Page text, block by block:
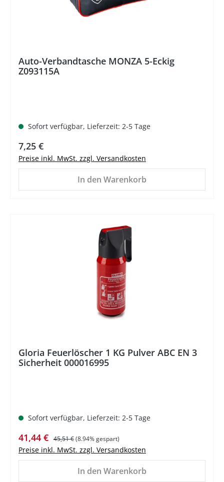
Auto-Verbandtasche MONZA 5-Eckig
Z093115A
Sofort verfügbar, Lieferzeit: 2-5 Tage
Regulärer Preis:
7,25 €
Preise inkl. MwSt. zzgl. Versandkosten
In den Warenkorb
Gloria Feuerlöscher 1 KG Pulver ABC EN 3
Sicherheit 000016995
Sofort verfügbar, Lieferzeit: 2-5 Tage
Verkaufspreis:
41,44 € Regulärer Preis:
45,51 €(8.94% gespart)
Preise inkl. MwSt. zzgl. Versandkosten
In den Warenkorb